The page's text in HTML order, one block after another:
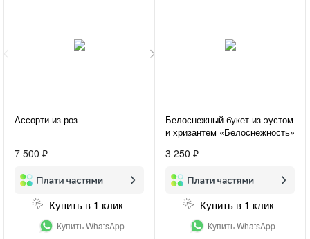
Ассорти из роз
7 500 ₽
Купить в 1 клик
Купить WhatsApp
Белоснежный букет из эустом
и хризантем «Белоснежность»
3 250 ₽
Купить в 1 клик
Купить WhatsApp